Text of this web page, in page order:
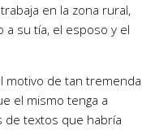
en la zona rural,
a su tía, el esposo y el
motivo de tan tremenda
el mismo tenga a
de textos que habría